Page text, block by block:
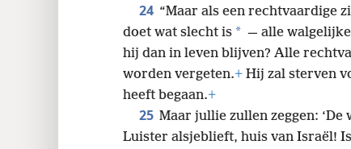
24 “Maar als een rechtvaardige
doet wat slecht is * — alle
hij dan in leven blijven? Alle
worden vergeten.+ Hij zal sterven
heeft begaan.+
25 Maar jullie zullen zeggen:
Luister alsjeblieft, huis van Israël!